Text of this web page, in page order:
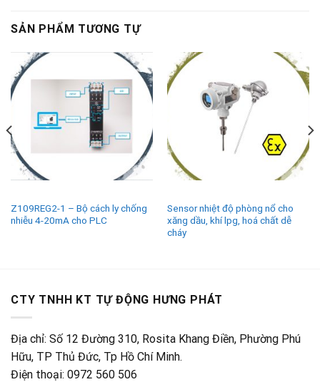
SẢN PHẨM TƯƠNG TỰ
Z109REG2-1 – Bộ cách ly chống
nhiễu 4-20mA cho PLC
Sensor nhiệt độ phòng nổ cho
xăng dầu, khí lpg, hoá chất dễ
cháy
CTY TNHH KT TỰ ĐỘNG HƯNG PHÁT
Địa chỉ: Số 12 Đường 310, Rosita Khang Điền, Phường Phú
Hữu, TP Thủ Đức, Tp Hồ Chí Minh.
Điện thoại: 0972 560 506